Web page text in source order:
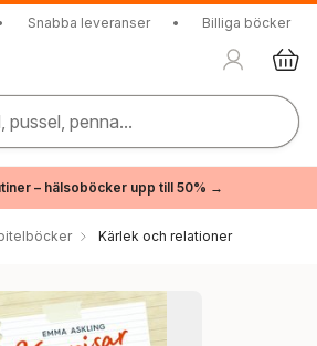
Snabba leveranser • Billiga böcker
pussel, penna...
– hälsoböcker upp till 50% →
Kärlek och relationer